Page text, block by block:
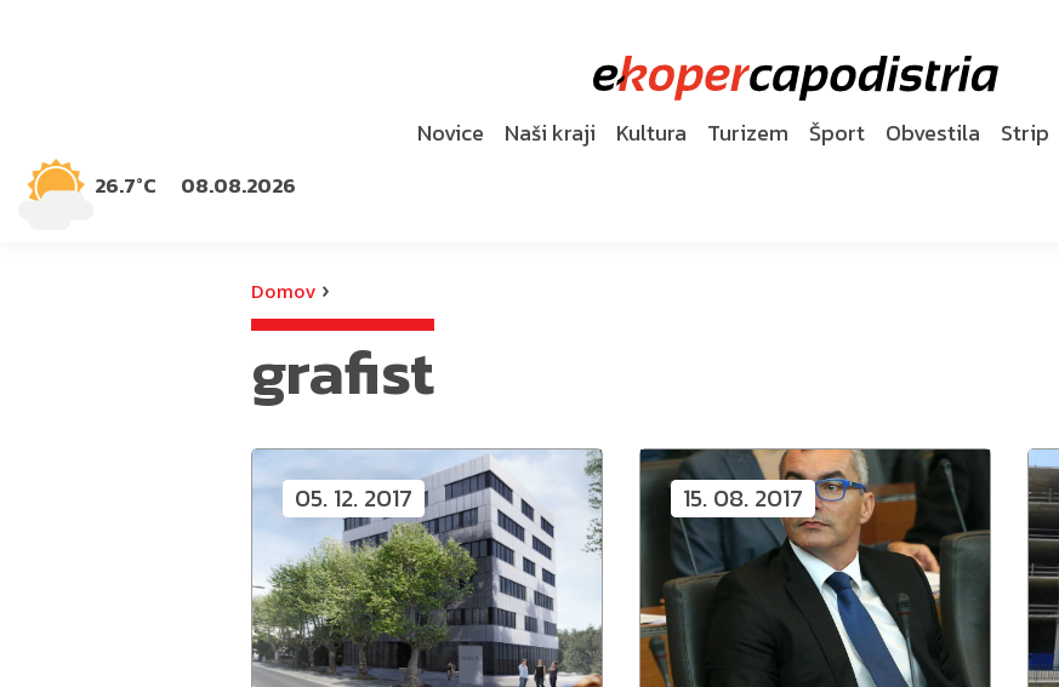
26.7°C 08.08.2026
Novice Naši kraji Kultura Turizem Šport Obvestila Strip
Domov ›
grafist
05. 12. 2017 15. 08. 2017